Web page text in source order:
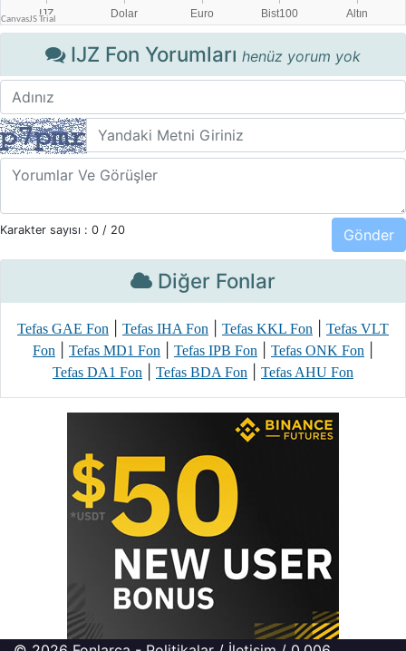
IJZ Fon Yorumları henüz yorum yok
Karakter sayısı : 0 / 20
Diğer Fonlar
Tefas GAE Fon Tefas IHA Fon Tefas KKL Fon
Tefas VLT
Fon
Tefas MD1 Fon Tefas IPB Fon Tefas ONK Fon
Tefas DA1 Fon Tefas BDA Fon Tefas AHU Fon